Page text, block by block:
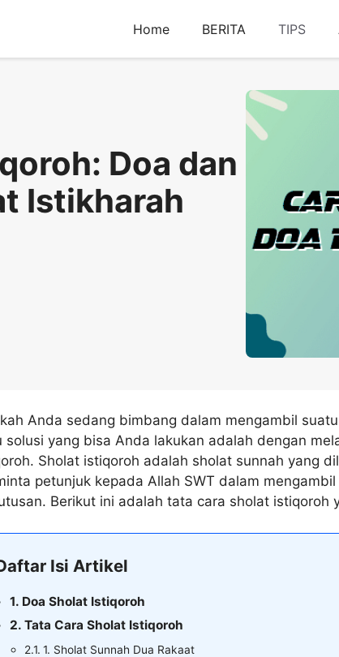
Home BERITA TIPS
Doa dan
Istikharah
Anda sedang bimbang dalam mengambil
solusi yang bisa Anda lakukan adalah dengan
Sholat istiqoroh adalah sholat sunnah yang
petunjuk kepada Allah SWT dalam
Berikut ini adalah tata cara sholat istiqoroh
Isi Artikel
Doa Sholat Istiqoroh
Tata Cara Sholat Istiqoroh
1. Sholat Sunnah Dua Rakaat